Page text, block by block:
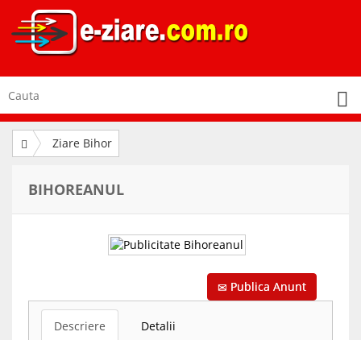
Ziare Bihor
BIHOREANUL
Publica Anunt
Descriere Detalii